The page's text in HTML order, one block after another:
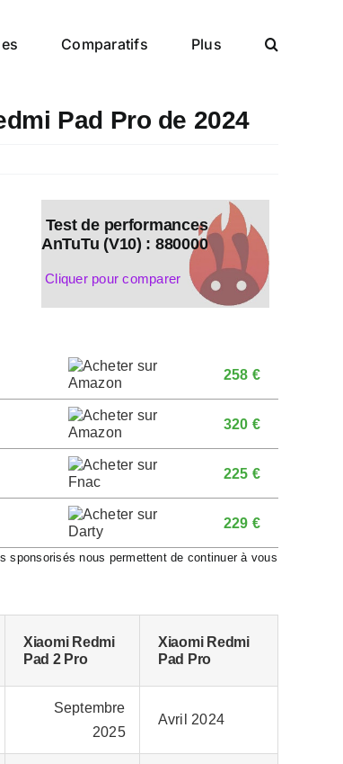
Comparatifs Plus
Pad Pro de 2024
Test de performances
AnTuTu (V10) : 880000
Cliquer pour comparer
258 €
320 €
225 €
229 €
sponsorisés nous permettent de continuer à vous
Xiaomi Redmi
Pad 2 Pro
Xiaomi Redmi
Pad Pro
Septembre
2025
Avril 2024